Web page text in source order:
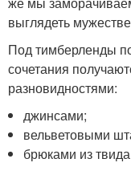
выглядеть
Под тимберленды
сочетания
разновидностями:
джинсами;
вельветовыми
брюками из